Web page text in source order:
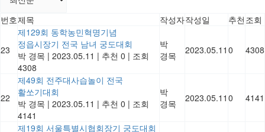
번호제목 작성자작성일 추천 조회
23
제129회 동학농민혁명기념
정읍시장기 전국 남녀 궁도대회
박 경목 | 2023.05.11 | 추천 0 | 조회
4308
박
경목
2023.05.11 0 4308
22
제49회 전주대사습놀이 전국
활쏘기대회
박 경목 | 2023.05.11 | 추천 0 | 조회
4141
박
경목
2023.05.11 0 4141
제19회 서울특별시협회장기 궁도대회